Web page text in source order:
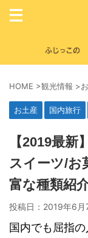
HOME >観光情報 >
お土産 国内旅行
【2019最新
スイーツ/お
富な種類紹介
投稿日：2019年6月
国内でも屈指